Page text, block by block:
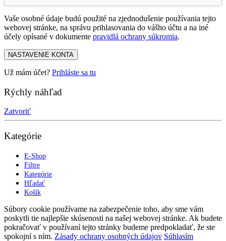
Vaše osobné údaje budú použité na zjednodušenie používania tejto
webovej stránke, na správu prihlasovania do vášho účtu a na iné
účely opísané v dokumente pravidlá ochrany súkromia.
NASTAVENIE KONTA
Už mám účet? Prihláste sa tu
Rýchly náhľad
Zatvoriť
Kategórie
E-Shop
Filtre
Kategórie
Hľadať
Košík
Súbory cookie používame na zabezpečenie toho, aby sme vám
poskytli tie najlepšie skúsenosti na našej webovej stránke. Ak budete
pokračovať v používaní tejto stránky budeme predpokladať, že ste
spokojní s ním. Zásady ochrany osobných údajov Súhlasím